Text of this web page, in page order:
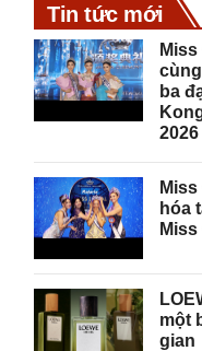
Tin tức mới
ba
2026
hóa
một
gian